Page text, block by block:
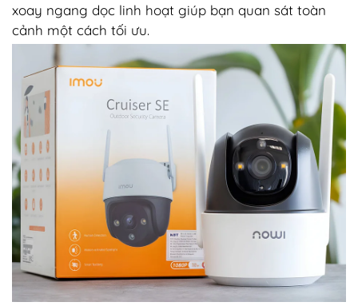
xoay ngang dọc linh hoạt giúp bạn quan sát toàn
cảnh một cách tối ưu.